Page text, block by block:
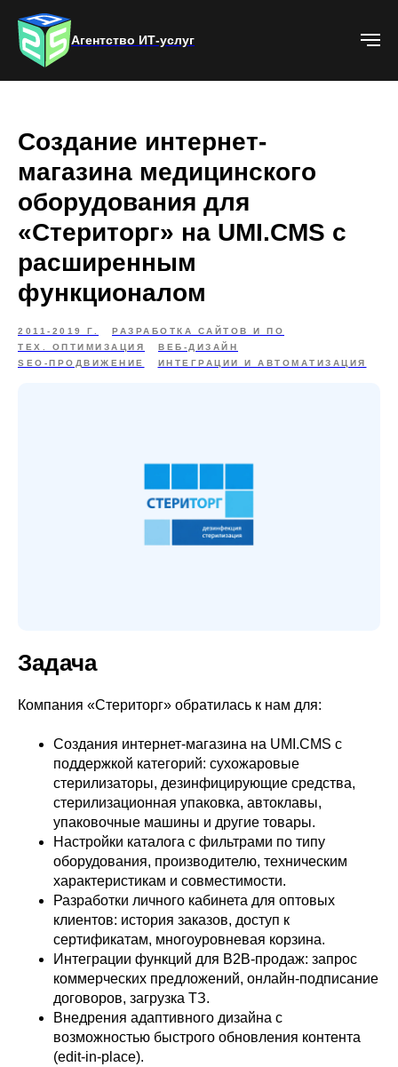
Агентство ИТ-услуг
Создание интернет-
магазина медицинского
оборудования для
«Стериторг» на UMI.CMS с
расширенным
функционалом
2011-2019 Г.
РАЗРАБОТКА САЙТОВ И ПО
ТЕХ. ОПТИМИЗАЦИЯ
ВЕБ-ДИЗАЙН
SEO-ПРОДВИЖЕНИЕ
ИНТЕГРАЦИИ И АВТОМАТИЗАЦИЯ
Задача
Компания «Стериторг» обратилась к нам для:
Создания интернет-магазина на UMI.CMS с
поддержкой категорий: сухожаровые
стерилизаторы, дезинфицирующие средства,
стерилизационная упаковка, автоклавы,
упаковочные машины и другие товары.
Настройки каталога с фильтрами по типу
оборудования, производителю, техническим
характеристикам и совместимости.
Разработки личного кабинета для оптовых
клиентов: история заказов, доступ к
сертификатам, многоуровневая корзина.
Интеграции функций для B2B-продаж: запрос
коммерческих предложений, онлайн-подписание
договоров, загрузка ТЗ.
Внедрения адаптивного дизайна с
возможностью быстрого обновления контента
(edit-in-place).